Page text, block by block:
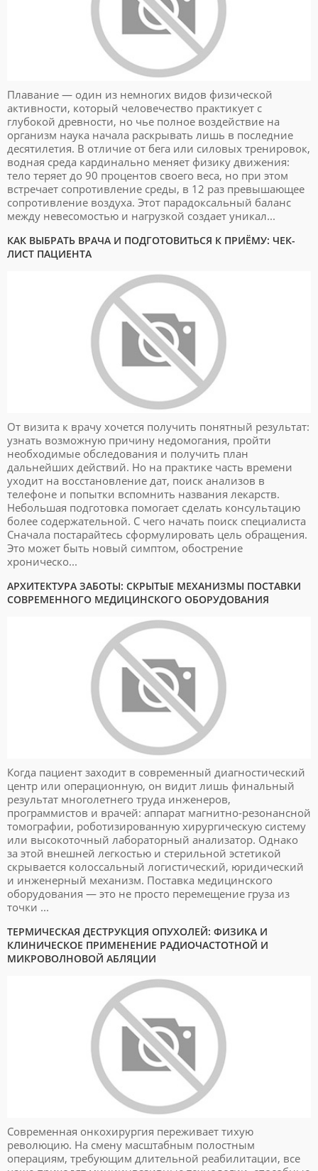
Плавание — один из немногих видов физической
активности, который человечество практикует с
глубокой древности, но чье полное воздействие на
организм наука начала раскрывать лишь в последние
десятилетия. В отличие от бега или силовых тренировок,
водная среда кардинально меняет физику движения:
тело теряет до 90 процентов своего веса, но при этом
встречает сопротивление среды, в 12 раз превышающее
сопротивление воздуха. Этот парадоксальный баланс
между невесомостью и нагрузкой создает уникал...
КАК ВЫБРАТЬ ВРАЧА И ПОДГОТОВИТЬСЯ К ПРИЁМУ: ЧЕК-
ЛИСТ ПАЦИЕНТА
От визита к врачу хочется получить понятный результат:
узнать возможную причину недомогания, пройти
необходимые обследования и получить план
дальнейших действий. Но на практике часть времени
уходит на восстановление дат, поиск анализов в
телефоне и попытки вспомнить названия лекарств.
Небольшая подготовка помогает сделать консультацию
более содержательной. С чего начать поиск специалиста
Сначала постарайтесь сформулировать цель обращения.
Это может быть новый симптом, обострение
хроническо...
АРХИТЕКТУРА ЗАБОТЫ: СКРЫТЫЕ МЕХАНИЗМЫ ПОСТАВКИ
СОВРЕМЕННОГО МЕДИЦИНСКОГО ОБОРУДОВАНИЯ
Когда пациент заходит в современный диагностический
центр или операционную, он видит лишь финальный
результат многолетнего труда инженеров,
программистов и врачей: аппарат магнитно-резонансной
томографии, роботизированную хирургическую систему
или высокоточный лабораторный анализатор. Однако
за этой внешней легкостью и стерильной эстетикой
скрывается колоссальный логистический, юридический
и инженерный механизм. Поставка медицинского
оборудования — это не просто перемещение груза из
точки ...
ТЕРМИЧЕСКАЯ ДЕСТРУКЦИЯ ОПУХОЛЕЙ: ФИЗИКА И
КЛИНИЧЕСКОЕ ПРИМЕНЕНИЕ РАДИОЧАСТОТНОЙ И
МИКРОВОЛНОВОЙ АБЛЯЦИИ
Современная онкохирургия переживает тихую
революцию. На смену масштабным полостным
операциям, требующим длительной реабилитации, все